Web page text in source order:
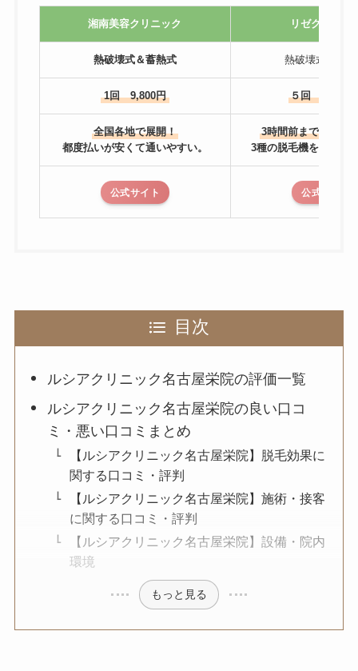
湘南美容クリニック リゼクリニッ
熱破壊式＆蓄熱式 熱破壊式＆蓄
1回 9,800円 ５回 81,600
全国各地で展開！
都度払いが安くて通いやすい。
3時間前までキャン
3種の脱毛機を使い分
公式サイト 公式サイト
目次
ルシアクリニック名古屋栄院の評価一覧
ルシアクリニック名古屋栄院の良い口コ
ミ・悪い口コミまとめ
【ルシアクリニック名古屋栄院】脱毛効果に
関する口コミ・評判
【ルシアクリニック名古屋栄院】施術・接客
に関する口コミ・評判
【ルシアクリニック名古屋栄院】設備・院内
環境
もっと見る